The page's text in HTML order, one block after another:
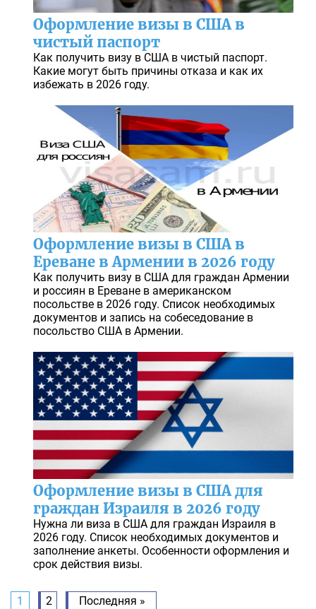
Оформление визы в США в
чистый паспорт
Как получить визу в США в чистый паспорт.
Какие могут быть причины отказа и как их
избежать в 2026 году.
Оформление визы в США в
Ереване в Армении в 2026 году
Как получить визу в США для граждан Армении
и россиян в Ереване в американском
посольстве в 2026 году. Список необходимых
документов и запись на собеседование в
посольство США в Армении.
Оформление визы в США для
граждан Израиля в 2026 году
Нужна ли виза в США для граждан Израиля в
2026 году. Список необходимых документов и
заполнение анкеты. Особенности оформления и
срок действия визы.
1 2 Последняя »